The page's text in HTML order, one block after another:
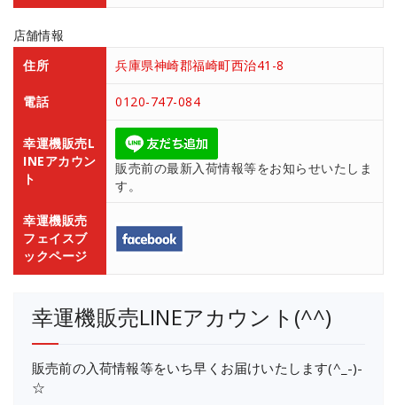
店舗情報
住所
兵庫県神崎郡福崎町西治41-8
電話 0120-747-084
幸運機販売L
INEアカウン
ト
販売前の最新入荷情報等をお知らせいたしま
す。
幸運機販売
フェイスブ
ックページ
幸運機販売LINEアカウント(^^)
販売前の入荷情報等をいち早くお届けいたします(^_-)-
☆